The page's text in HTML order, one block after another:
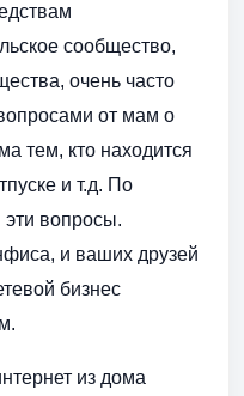
сообщество,
очень часто
от мам о
тем, кто находится
и т.д. По
вопросы.
и ваших друзей
бизнес
из дома